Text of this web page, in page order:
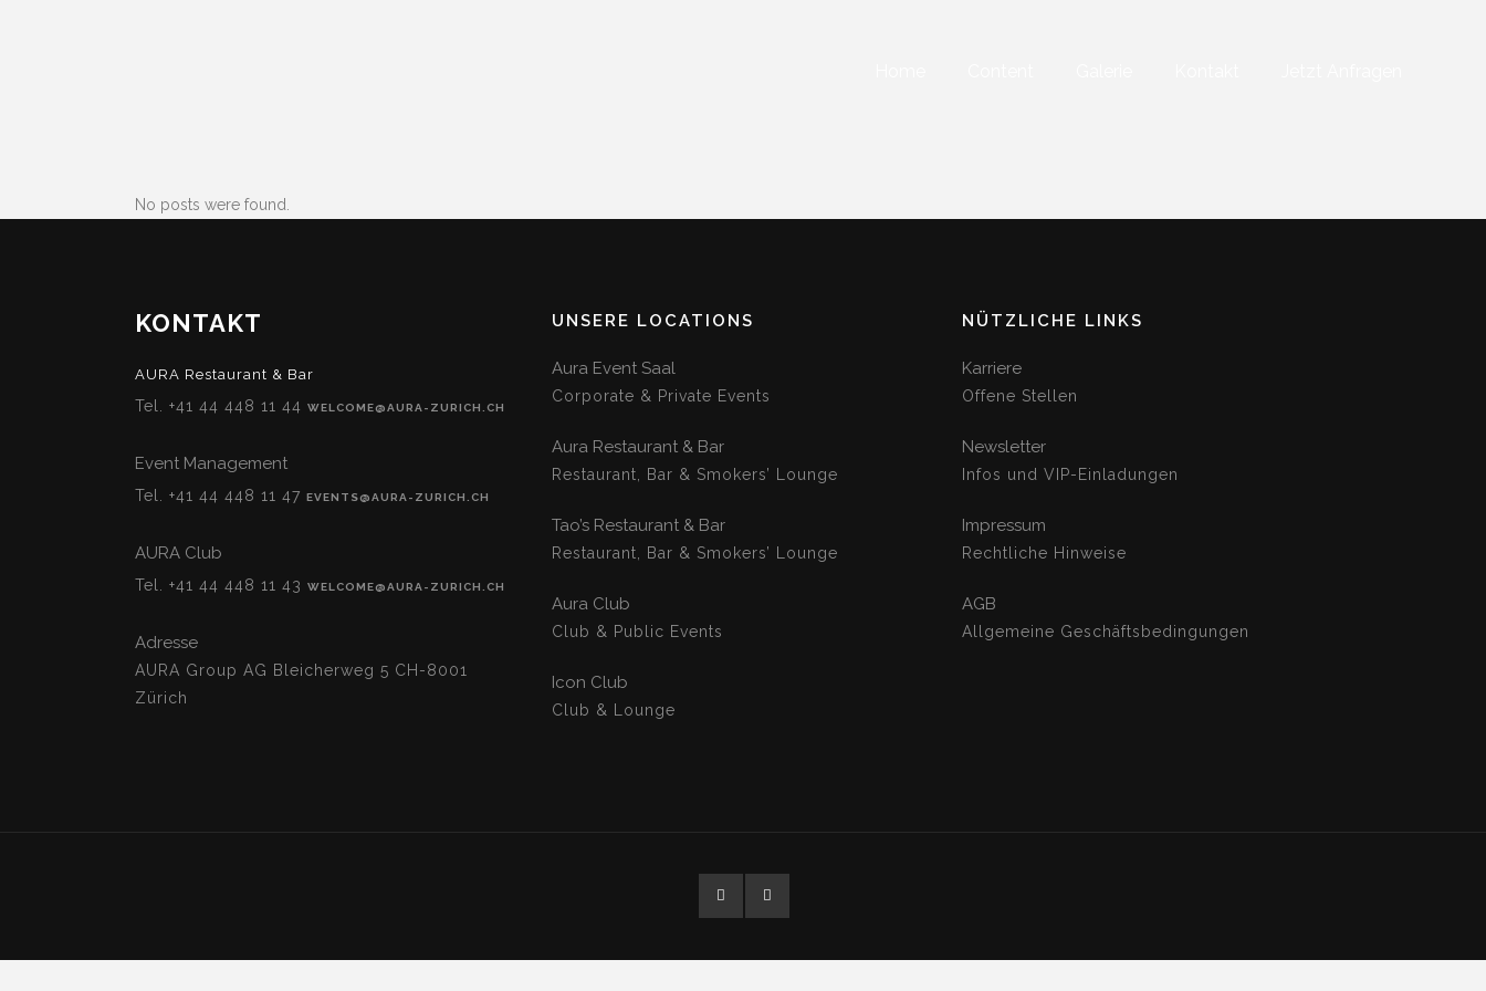
No posts were found.
KONTAKT
AURA Restaurant & Bar
Tel. +41 44 448 11 44 WELCOME@AURA-ZURICH.CH
Event Management
Tel. +41 44 448 11 47 EVENTS@AURA-ZURICH.CH
AURA Club
Tel. +41 44 448 11 43 WELCOME@AURA-ZURICH.CH
Adresse
AURA Group AG Bleicherweg 5 CH-8001
Zürich
UNSERE LOCATIONS
Aura Event Saal
Corporate & Private Events
Aura Restaurant & Bar
Restaurant, Bar & Smokers’ Lounge
Tao’s Restaurant & Bar
Restaurant, Bar & Smokers’ Lounge
Aura Club
Club & Public Events
Icon Club
Club & Lounge
NÜTZLICHE LINKS
Karriere
Offene Stellen
Newsletter
Infos und VIP-Einladungen
Impressum
Rechtliche Hinweise
AGB
Allgemeine Geschäftsbedingungen